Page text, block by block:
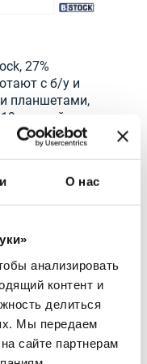
О нас
анализировать
контент и
делиться
Мы передаем
сайте партнерам
27%
с б/у и
планшетами,
на свой
в условиях
торговлю.
покупки
диагностику,в
магазин на